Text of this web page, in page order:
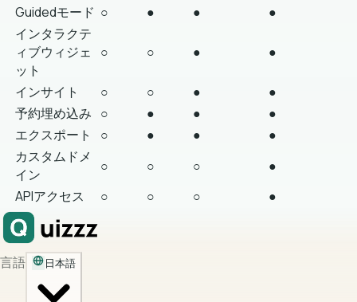
Guidedモード ○ ● ●
●
インタラクテ
ィブウィジェ
ット
○ ○ ● ●
インサイト ○ ○ ●
●
予約埋め込み ○ ● ●
●
エクスポート
○ ● ●
●
カスタムドメ
イン
○ ○ ○
●
APIアクセス
○ ○ ○ ●
言語 日本語